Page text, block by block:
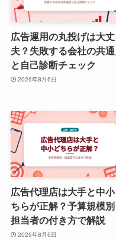
広告運用の丸投げは大丈
夫？失敗する会社の共
と自己診断チェック
2026年8月6日
広告代理店は大手と中
ちらが正解？予算規模別
担当者の付き方で解説
2026年8月6日